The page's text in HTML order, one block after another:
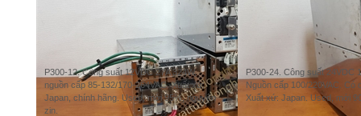
P300-12. Công suất 12VDC 27A 324W,
nguồn cấp 85-132/170-264VAC. Xuất xứ:
Japan, chính hãng. Used, mới 95%, nguyên
zin.
P300-24. Công suất 24VDC
Nguồn cấp 100/220VAC. Có
Xuất xứ: Japan. Used, mới